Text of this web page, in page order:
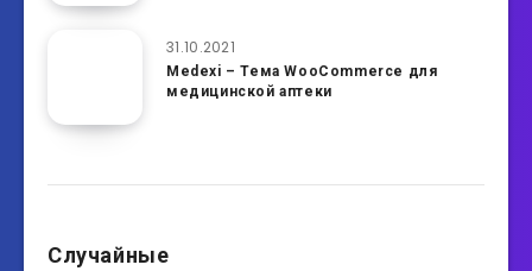
31.10.2021
Medexi – Тема WooCommerce для
медицинской аптеки
Случайные